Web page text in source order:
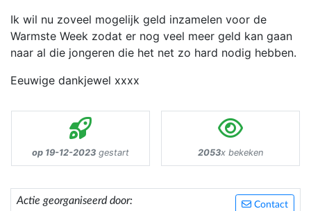
Ik wil nu zoveel mogelijk geld inzamelen voor de
Warmste Week zodat er nog veel meer geld kan gaan
naar al die jongeren die het net zo hard nodig hebben.
Eeuwige dankjewel xxxx
op 19-12-2023 gestart 2053x bekeken
Contact
Actie georganiseerd door: